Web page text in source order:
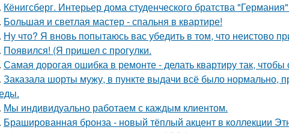
Кёнигсберг. Интерьер дома студенческого братства
Большая и светлая мастер - спальня в квартире!
Ну что? Я вновь попытаюсь вас убедить в том, что неистово
Появился! (Я пришел с прогулки.
Самая дорогая ошибка в ремонте - делать квартиру так,
Заказала шорты мужу, в пункте выдачи всё было нормально,
Мы индивидуально работаем с каждым клиентом.
Брашированная бронза - новый тёплый акцент в коллекции